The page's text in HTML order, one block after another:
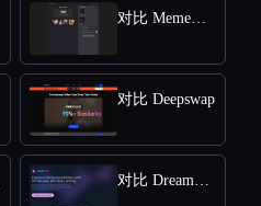
对比 MemeGenAI
对比 Deepswap
对比 DreamGen: AI role-playing and strory-writing